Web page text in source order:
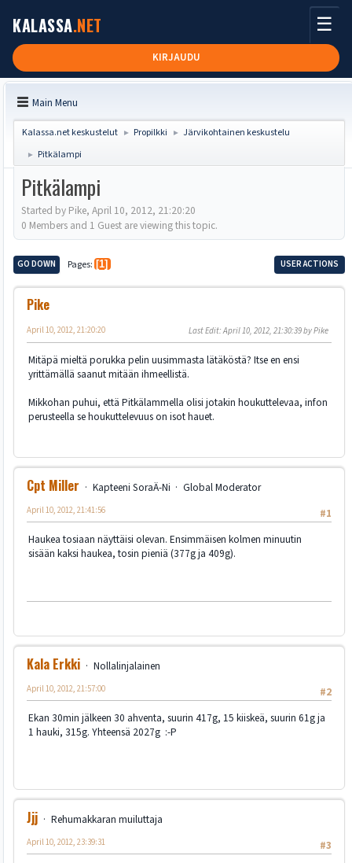
KALASSA.NET
KIRJAUDU
☰
Main Menu
Kalassa.net keskustelut ► Propilkki ► Järvikohtainen keskustelu
► Pitkälampi
Pitkälampi
Started by Pike, April 10, 2012, 21:20:20
0 Members and 1 Guest are viewing this topic.
GO DOWN Pages 1 USER ACTIONS
Pike
April 10, 2012, 21:20:20 Last Edit: April 10, 2012, 21:30:39 by Pike
Mitäpä mieltä porukka pelin uusimmasta lätäköstä? Itse en ensi
yrittämällä saanut mitään ihmeellistä.
Mikkohan puhui, että Pitkälammella olisi jotakin houkuttelevaa, infon
perusteella se houkuttelevuus on isot hauet.
Cpt Miller Kapteeni SoraÄ-Ni
Global Moderator
#1
April 10, 2012, 21:41:56
Haukea tosiaan näyttäisi olevan. Ensimmäisen kolmen minuutin
sisään kaksi haukea, tosin pieniä (377g ja 409g).
Kala Erkki
Nollalinjalainen
#2
April 10, 2012, 21:57:00
Ekan 30min jälkeen 30 ahventa, suurin 417g, 15 kiiskeä, suurin 61g ja
1 hauki, 315g. Yhteensä 2027g :-P
Jjj
Rehumakkaran muiluttaja
#3
April 10, 2012, 23:39:31